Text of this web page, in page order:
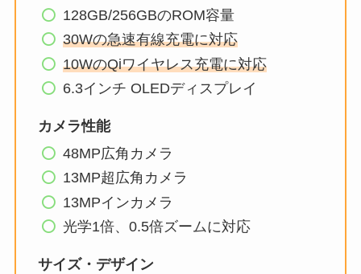
128GB/256GBのROM容量
30Wの急速有線充電に対応
10WのQiワイヤレス充電に対応
6.3インチ OLEDディスプレイ
カメラ性能
48MP広角カメラ
13MP超広角カメラ
13MPインカメラ
光学1倍、0.5倍ズームに対応
サイズ・デザイン